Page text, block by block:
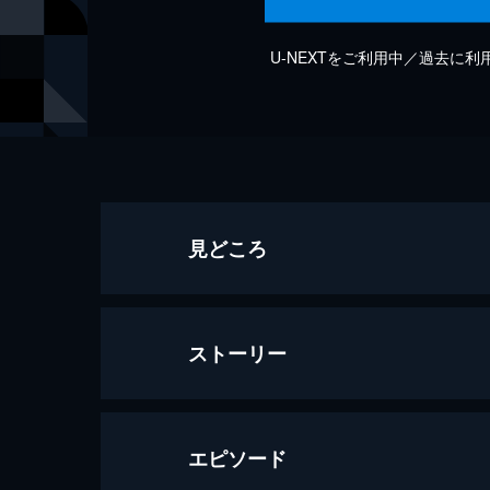
U-NEXTをご利用中／過去に利
見どころ
ストーリー
エピソード